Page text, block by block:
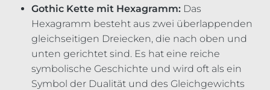
Gothic Kette mit Hexagramm: Das
Hexagramm besteht aus zwei überlappenden
gleichseitigen Dreiecken, die nach oben und
unten gerichtet sind. Es hat eine reiche
symbolische Geschichte und wird oft als ein
Symbol der Dualität und des Gleichgewichts